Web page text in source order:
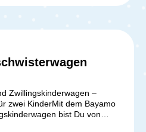
Zwillingskinderwagen –
zwei KinderMit dem Bayamo
bist Du von